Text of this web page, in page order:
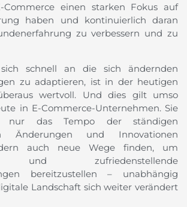
einen starken Fokus auf
haben und kontinuierlich daran
zu verbessern und zu
schnell an die sich ändernden
zu adaptieren, ist in der heutigen
wertvoll. Und dies gilt umso
in E-Commerce-Unternehmen. Sie
nur das Tempo der ständigen
Änderungen und Innovationen
auch neue Wege finden, um
und zufriedenstellende
bereitzustellen – unabhängig
Landschaft sich weiter verändert